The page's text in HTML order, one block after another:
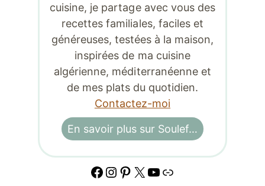
cuisine, je partage avec vous des
recettes familiales, faciles et
généreuses, testées à la maison,
inspirées de ma cuisine
algérienne, méditerranéenne et
de mes plats du quotidien.
Contactez-moi
En savoir plus sur Soulef…
Facebook
Instagram
Pinterest
X YouTube
Lien